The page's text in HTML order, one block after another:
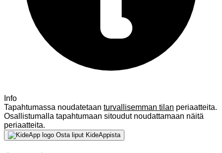
Info
Tapahtumassa noudatetaan turvallisemman tilan periaatteita.
Osallistumalla tapahtumaan sitoudut noudattamaan näitä
periaatteita.
Osta liput KideAppista